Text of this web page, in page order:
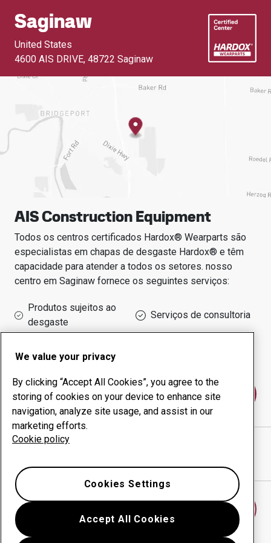
Saginaw
United States
4600 AIS DRIVE, 48722 Saginaw
AIS Construction Equipment
Todos os centros certificados Hardox® Wearparts são
especialistas em chapas de desgaste Hardox® e têm
capacidade para atender a todos os setores. nosso
centro em Saginaw fornece os seguintes serviços:
Produtos sujeitos ao
desgaste
Serviços de consultoria
de funcionamento
Fale conosco
AIS Construction Equipment
We value your privacy
By clicking “Accept All Cookies”, you agree to the
storing of cookies on your device to enhance site
navigation, analyze site usage, and assist in our
marketing efforts.
Cookie policy
Accept All Cookies
Cookies Settings